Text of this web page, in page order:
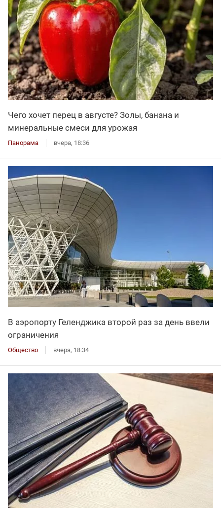
Чего хочет перец в августе? Золы, банана и
минеральные смеси для урожая
Панорама вчера, 18:36
В аэропорту Геленджика второй раз за день ввели
ограничения
Общество вчера, 18:34